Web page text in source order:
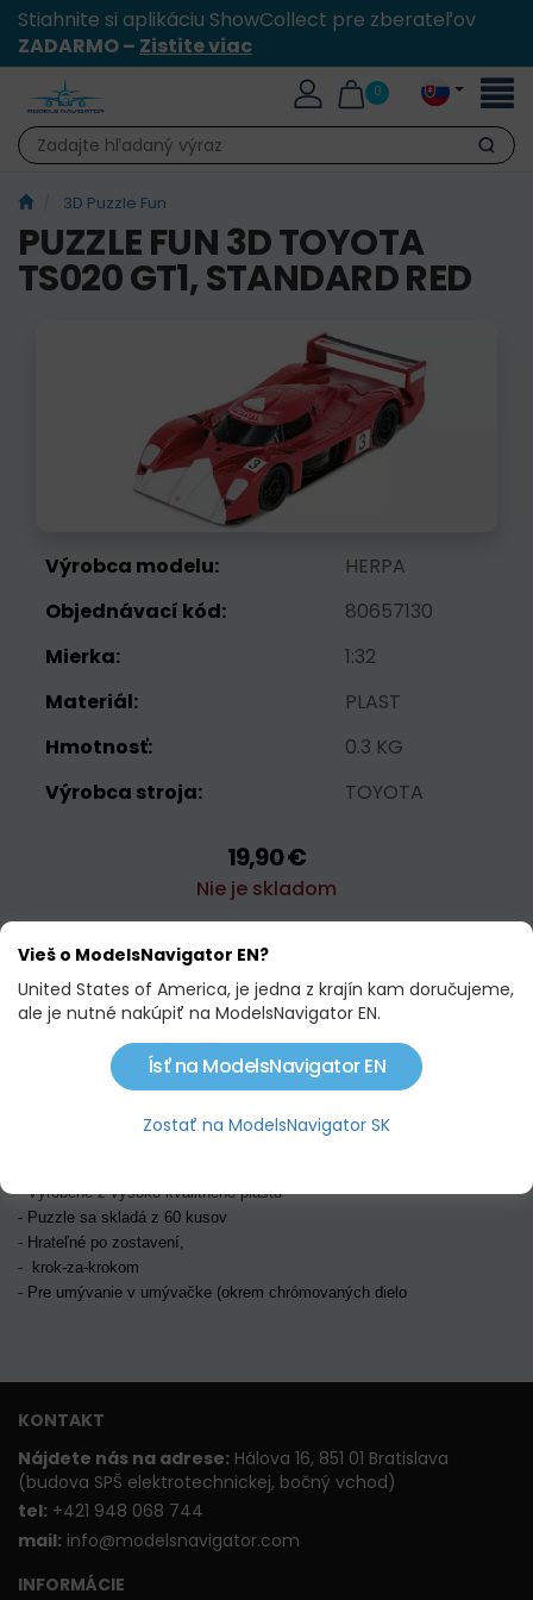
Stiahnite si aplikáciu ShowCollect pre zberateľov
ZADARMO – Zistite viac
0
Hľadať
3D Puzzle Fun
PUZZLE FUN 3D TOYOTA
TS020 GT1, STANDARD RED
Výrobca modelu:
HERPA
Objednávací kód:
80657130
Mierka:
1:32
Materiál:
PLAST
Hmotnosť:
0.3 KG
Výrobca stroja:
TOYOTA
19,90 €
Nie je skladom
Strážny pes
POPIS PRODUKTU
resne na základe pôvodných
- Vyrobené z vysoko kvalitného plastu
- Puzzle sa skladá z 60 kusov
- Hrateľné po zostavení,
- krok-za-krokom
- Pre umývanie v umývačke (okrem chrómovaných dielo
KONTAKT
Nájdete nás na adrese: Hálova 16, 851 01 Bratislava
(budova SPŠ elektrotechnickej, bočný vchod)
tel: +421 948 068 744
mail: info@modelsnavigator.com
INFORMÁCIE
Vieš o ModelsNavigator EN?
United States of America, je jedna z krajín kam doručujeme,
ale je nutné nakúpiť na ModelsNavigator EN.
Ísť na ModelsNavigator EN
Zostať na ModelsNavigator SK